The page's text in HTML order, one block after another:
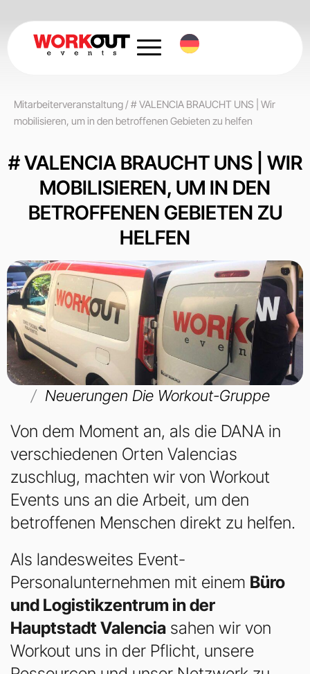
Inhalt
springen
Mitarbeiterveranstaltung/# VALENCIA BRAUCHT UNS | Wir
mobilisieren, um in den betroffenen Gebieten zu helfen
# VALENCIA BRAUCHT UNS | WIR
MOBILISIEREN, UM IN DEN
BETROFFENEN GEBIETEN ZU
HELFEN
Neuerungen Die Workout-Gruppe
Von dem Moment an, als die DANA in
verschiedenen Orten Valencias
zuschlug, machten wir von Workout
Events uns an die Arbeit, um den
betroffenen Menschen direkt zu helfen.
Als landesweites Event-
Personalunternehmen mit einem Büro
und Logistikzentrum in der
Hauptstadt Valencia sahen wir von
Workout uns in der Pflicht, unsere